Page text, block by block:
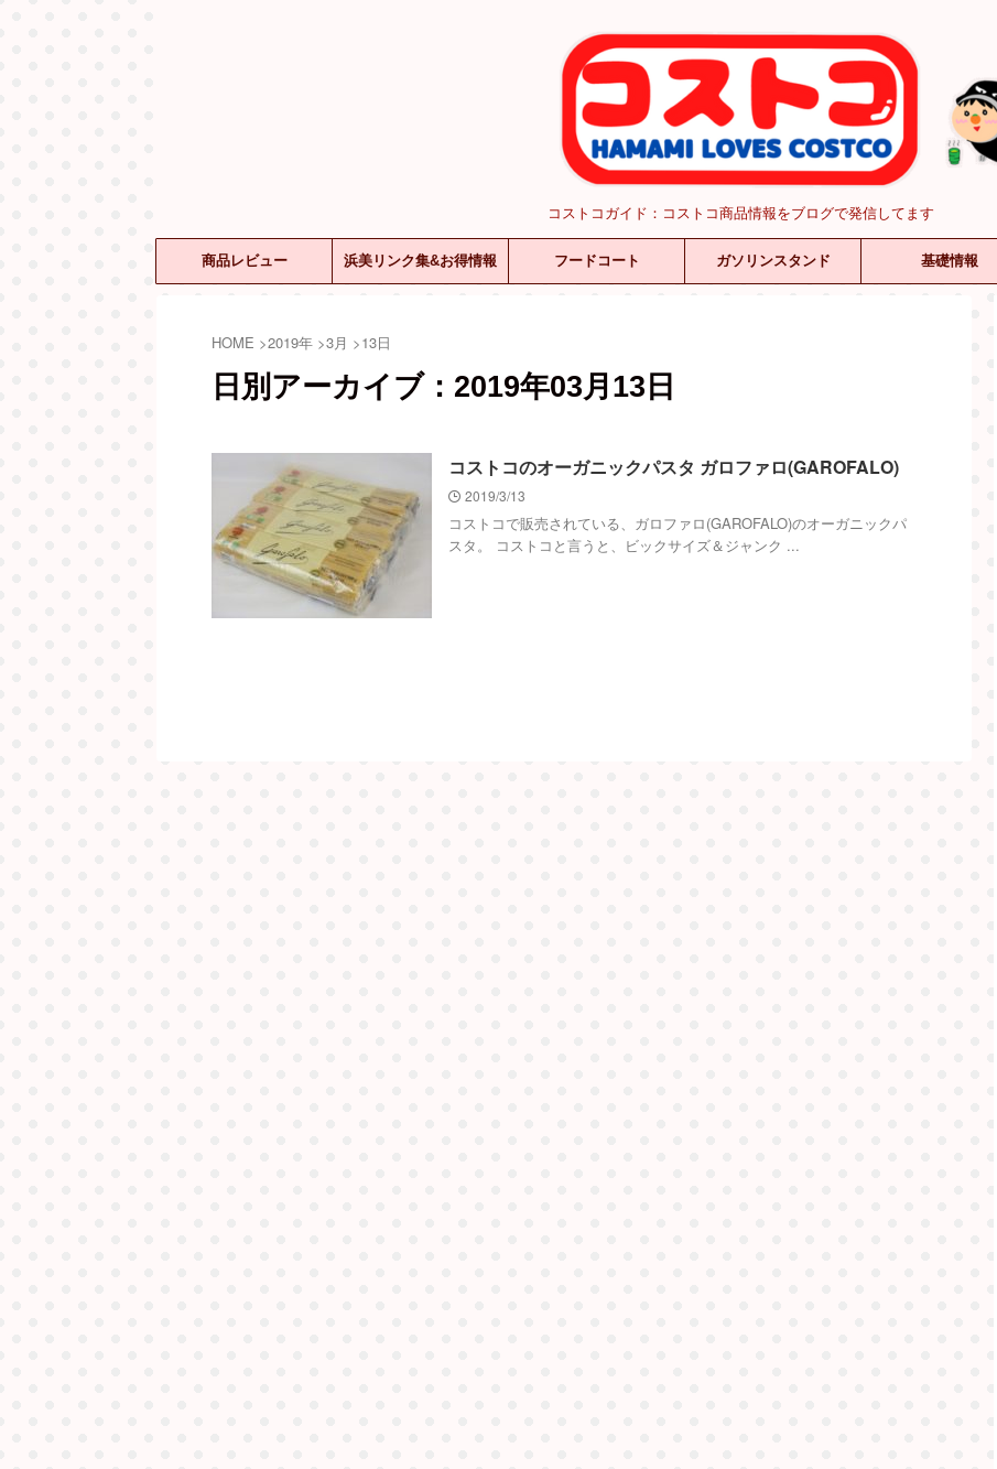
コストコガイド：コストコ商品情報をブログで発信してます
商品レビュー 浜美リンク集&お得情報 フードコート ガソリンスタンド 基礎情報
HOME >2019年 >3月 >13日
日別アーカイブ：2019年03月13日
コストコのオーガニックパスタ ガロファロ(GAROFALO)
2019/3/13
コストコで販売されている、ガロファロ(GAROFALO)のオーガニックパ
スタ。 コストコと言うと、ビックサイズ＆ジャンク ...